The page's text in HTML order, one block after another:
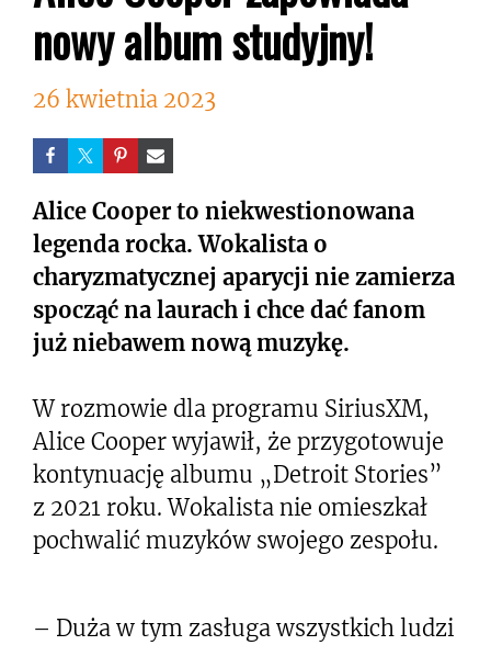
nowy album studyjny!
26 kwietnia 2023
Alice Cooper to niekwestionowana
legenda rocka. Wokalista o
charyzmatycznej aparycji nie zamierza
spocząć na laurach i chce dać fanom
już niebawem nową muzykę.
W rozmowie dla programu SiriusXM,
Alice Cooper wyjawił, że przygotowuje
kontynuację albumu „Detroit Stories”
z 2021 roku. Wokalista nie omieszkał
pochwalić muzyków swojego zespołu.
– Duża w tym zasługa wszystkich ludzi